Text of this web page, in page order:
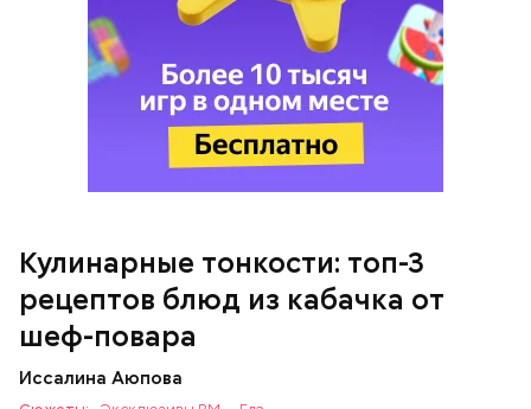
Кулинарные тонкости: топ-3
рецептов блюд из кабачка от
шеф-повара
Иссалина Аюпова
Кабачок — 1 шт.
Желтый болгарский перец — 1 шт.
Красный болгарский перец — 1 шт.
Зеленый перец — 1 шт.
Красный лук — 1 шт.
Баклажан — 1 шт.
Помидор — 2 шт.
Для кулича понадобится: